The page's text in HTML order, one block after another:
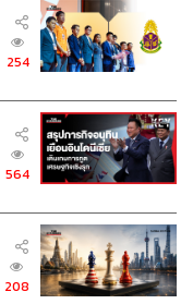
254
564
208